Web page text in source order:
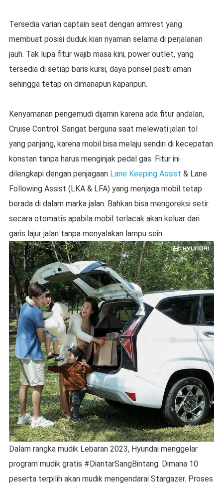
Tersedia varian captain seat dengan armrest yang
membuat posisi duduk kian nyaman selama di perjalanan
jauh. Tak lupa fitur wajib masa kini, power outlet, yang
tersedia di setiap baris kursi, daya ponsel pasti aman
sehingga tetap on dimanapun kapanpun.
Kenyamanan pengemudi dijamin karena ada fitur andalan,
Cruise Control. Sangat berguna saat melewati jalan tol
yang panjang, karena mobil bisa melaju sendiri di kecepatan
konstan tanpa harus menginjak pedal gas. Fitur ini
dilengkapi dengan penjagaan Lane Keeping Assist & Lane
Following Assist (LKA & LFA) yang menjaga mobil tetap
berada di dalam marka jalan. Bahkan bisa mengoreksi setir
secara otomatis apabila mobil terlacak akan keluar dari
garis lajur jalan tanpa menyalakan lampu sein.
Dalam rangka mudik Lebaran 2023, Hyundai menggelar
program mudik gratis #DiantarSangBintang. Dimana 10
peserta terpilih akan mudik mengendarai Stargazer. Proses